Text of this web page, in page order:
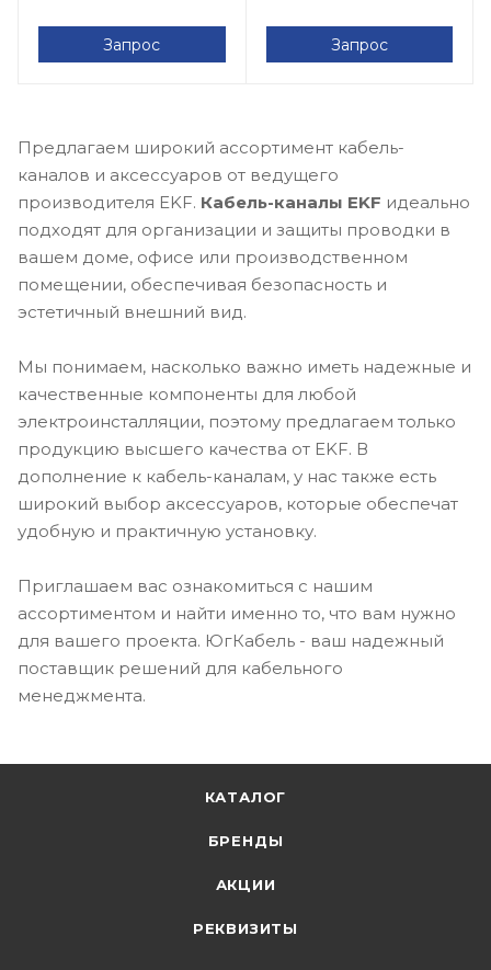
Запрос Запрос
Предлагаем широкий ассортимент кабель-
каналов и аксессуаров от ведущего
производителя EKF. Кабель-каналы EKF идеально
подходят для организации и защиты проводки в
вашем доме, офисе или производственном
помещении, обеспечивая безопасность и
эстетичный внешний вид.
Мы понимаем, насколько важно иметь надежные и
качественные компоненты для любой
электроинсталляции, поэтому предлагаем только
продукцию высшего качества от EKF. В
дополнение к кабель-каналам, у нас также есть
широкий выбор аксессуаров, которые обеспечат
удобную и практичную установку.
Приглашаем вас ознакомиться с нашим
ассортиментом и найти именно то, что вам нужно
для вашего проекта. ЮгКабель - ваш надежный
поставщик решений для кабельного
менеджмента.
КАТАЛОГ
БРЕНДЫ
АКЦИИ
РЕКВИЗИТЫ